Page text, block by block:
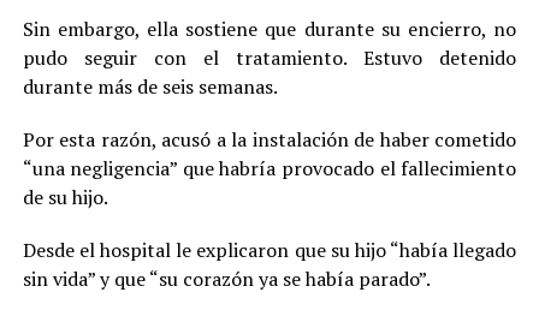
Sin embargo, ella sostiene que durante su encierro, no
pudo seguir con el tratamiento. Estuvo detenido
durante más de seis semanas.
Por esta razón, acusó a la instalación de haber cometido
“una negligencia” que habría provocado el fallecimiento
de su hijo.
Desde el hospital le explicaron que su hijo “había llegado
sin vida” y que “su corazón ya se había parado”.